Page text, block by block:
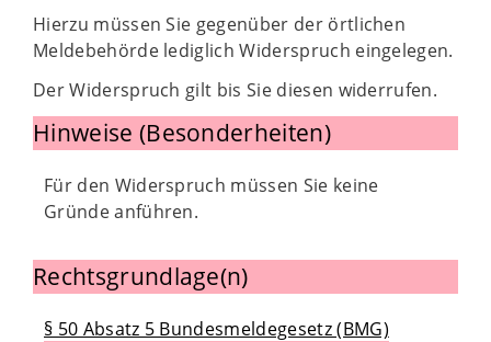
Hierzu müssen Sie gegenüber der örtlichen
Meldebehörde lediglich Widerspruch eingelegen.
Der Widerspruch gilt bis Sie diesen widerrufen.
Hinweise (Besonderheiten)
Für den Widerspruch müssen Sie keine
Gründe anführen.
Rechtsgrundlage(n)
§ 50 Absatz 5 Bundesmeldegesetz (BMG)